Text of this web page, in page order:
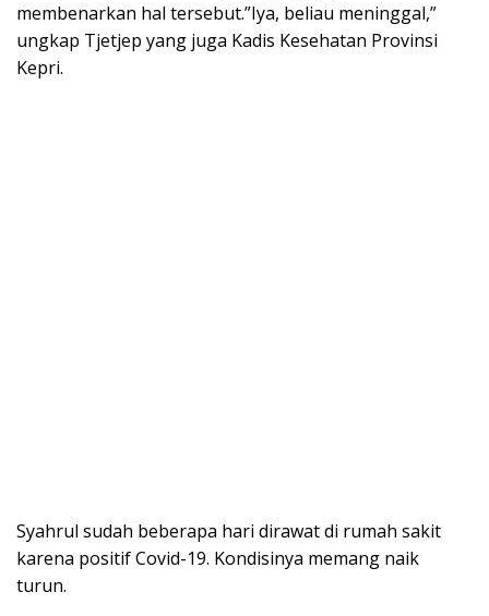
membenarkan hal tersebut.”Iya, beliau meninggal,”
ungkap Tjetjep yang juga Kadis Kesehatan Provinsi
Kepri.
Syahrul sudah beberapa hari dirawat di rumah sakit
karena positif Covid-19. Kondisinya memang naik
turun.